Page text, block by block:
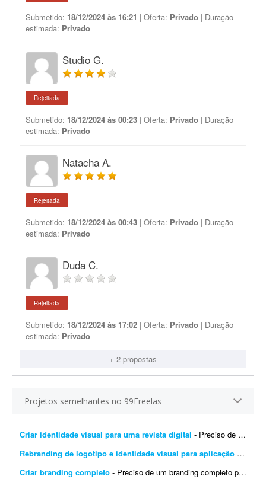
Submetido: 18/12/2024 às 16:21 | Oferta: Privado | Duração
estimada: Privado
Studio G.
Rejeitada
Submetido: 18/12/2024 às 00:23 | Oferta: Privado | Duração
estimada: Privado
Natacha A.
Rejeitada
Submetido: 18/12/2024 às 00:43 | Oferta: Privado | Duração
estimada: Privado
Duda C.
Rejeitada
Submetido: 18/12/2024 às 17:02 | Oferta: Privado | Duração
estimada: Privado
+ 2 propostas
Projetos semelhantes no 99Freelas
Criar identidade visual para uma revista digital - Preciso de uma identidade visual para uma revista digital. Logo, destaques, materiais de apoio, como caneca, camisa, todo branding.
Rebranding de logotipo e identidade visual para aplicação em camisa
Criar branding completo - Preciso de um branding completo para minha marca. Já existe uma base, mas é completamente genérica e provavelmente terei problemas com direitos autorais no futuro. Nome da mar...